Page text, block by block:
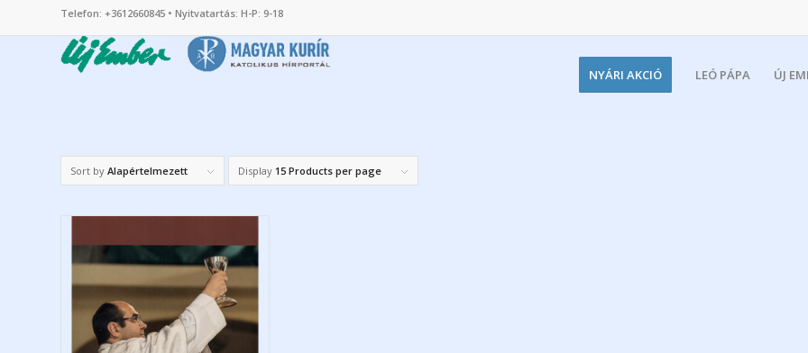
Telefon: +3612660845 • Nyitvatartás: H-P: 9-18
NYÁRI AKCIÓ LEÓ PÁPA ÚJ
Sort by Alapértelmezett Display 15 Products per page